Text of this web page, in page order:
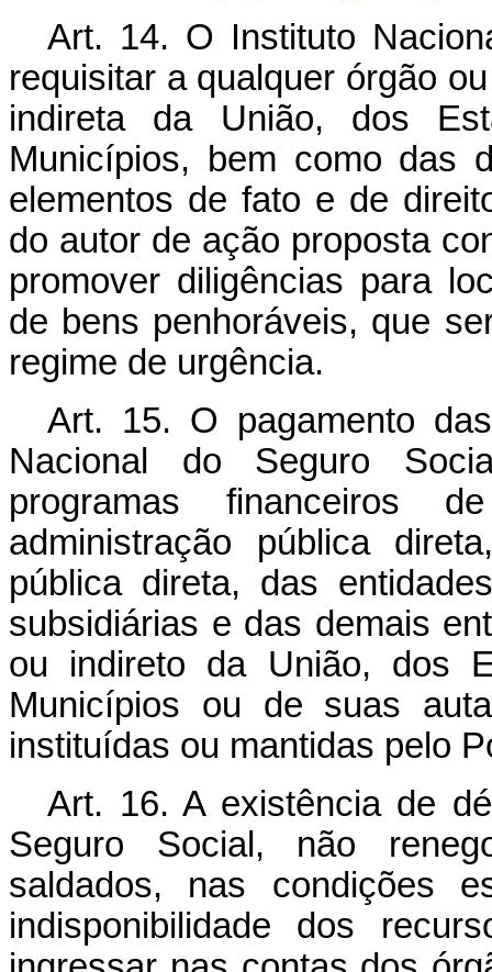
Art. 14. O Instituto
requisitar a qualquer órgão
indireta da União, dos
Municípios, bem como das
elementos de fato e de
do autor de ação proposta
promover diligências para
de bens penhoráveis, que
regime de urgência.
Art. 15. O pagamento
Nacional do Seguro
programas financeiros
administração pública
pública direta, das
subsidiárias e das demais
ou indireto da União, dos
Municípios ou de suas
instituídas ou mantidas pelo
Art. 16. A existência de
Seguro Social, não
saldados, nas condições
indisponibilidade dos